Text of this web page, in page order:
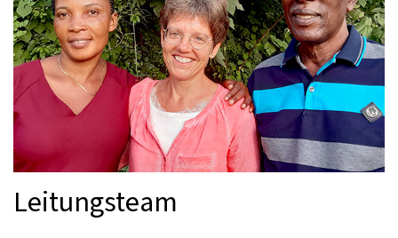
Leitungsteam